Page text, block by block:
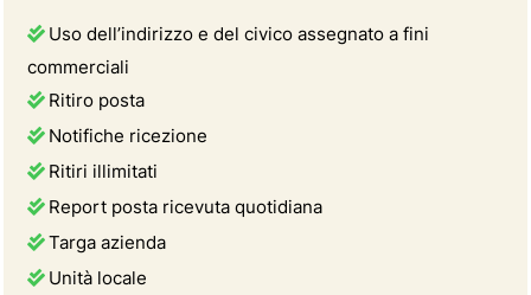
Uso dell’indirizzo e del civico assegnato a fini
commerciali
Ritiro posta
Notifiche ricezione
Ritiri illimitati
Report posta ricevuta quotidiana
Targa azienda
Unità locale